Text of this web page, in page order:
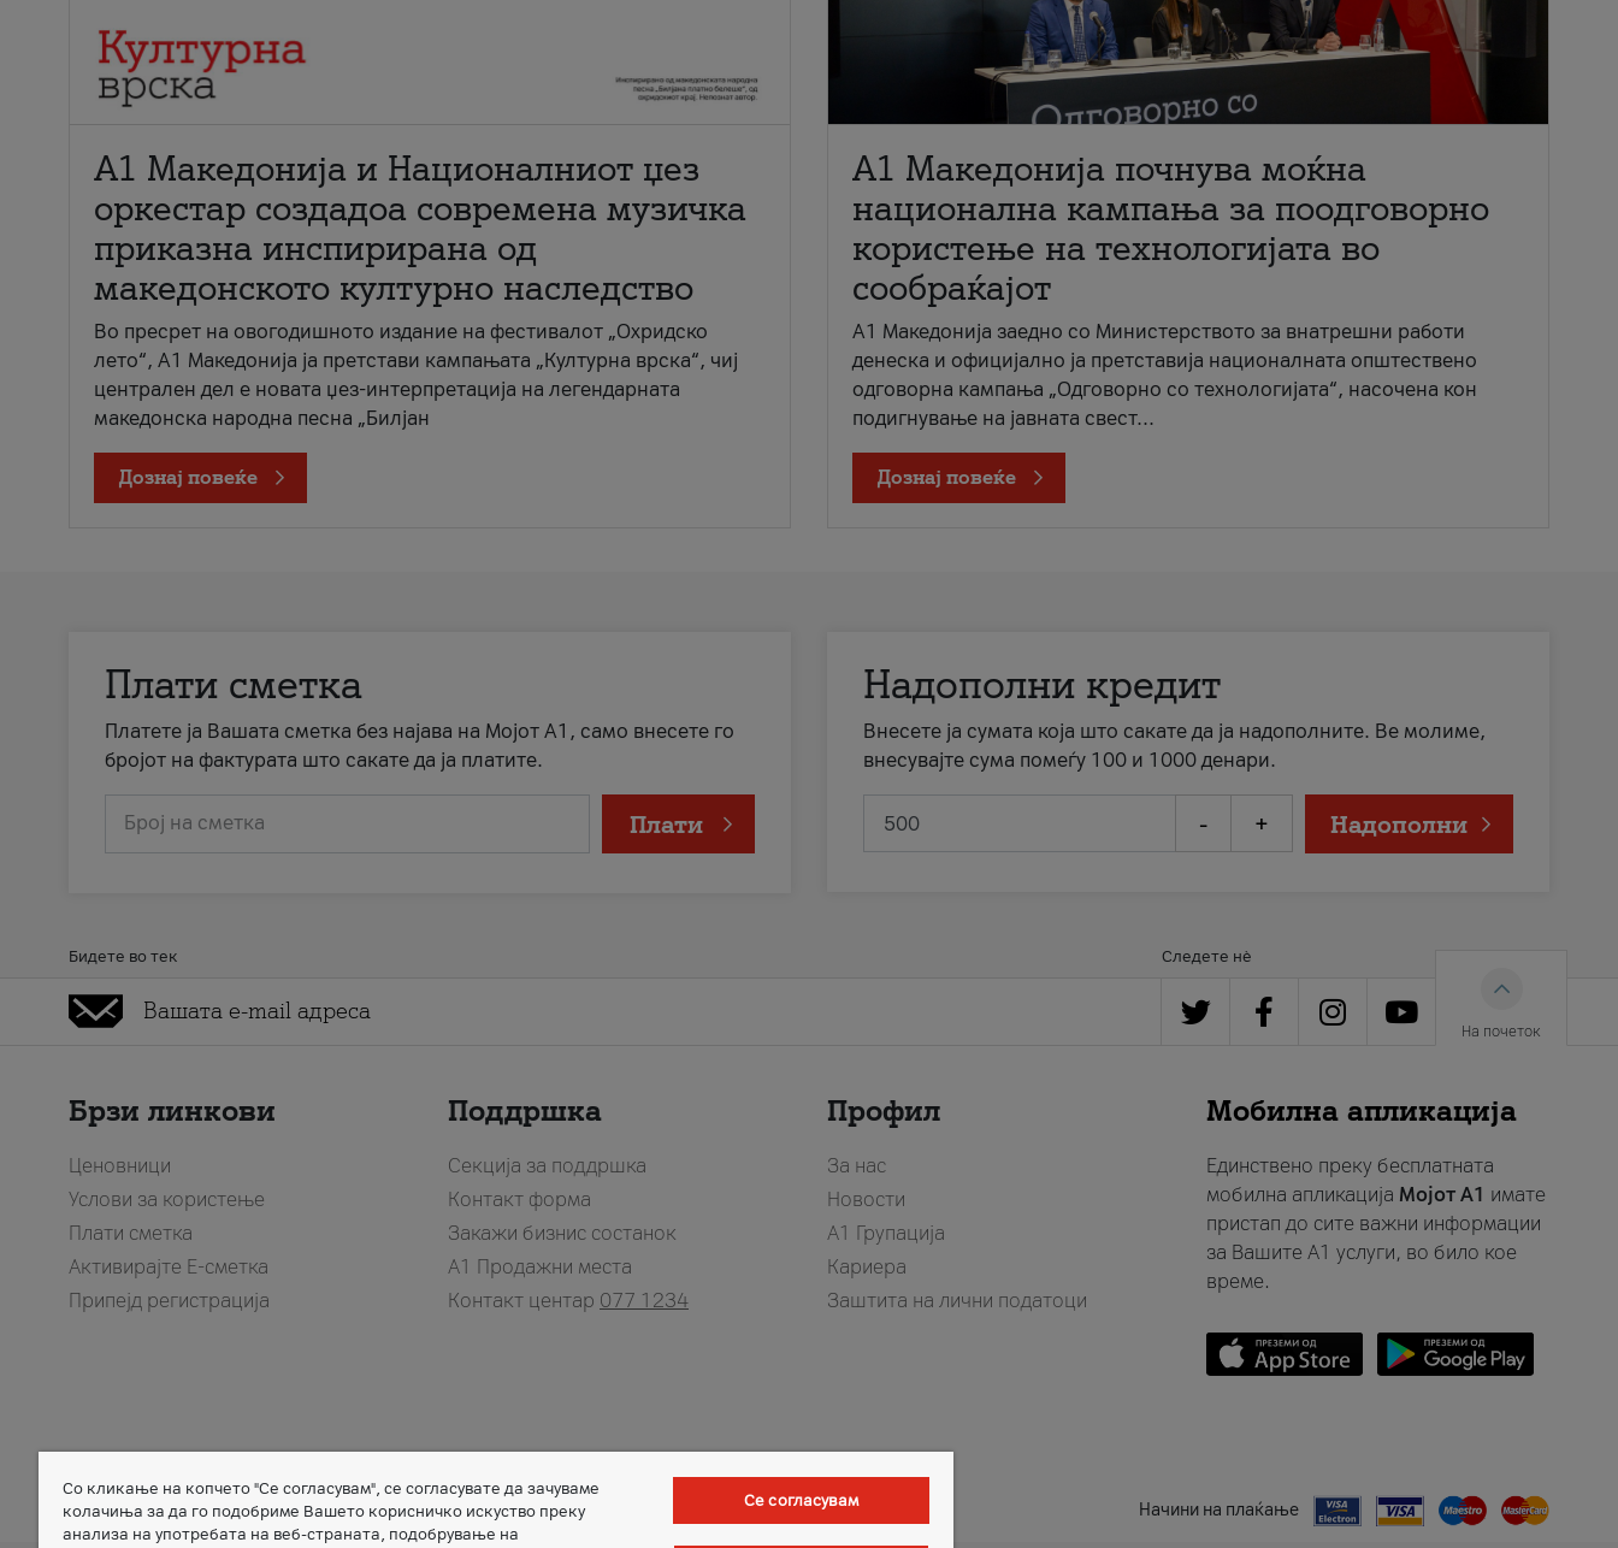
А1 Македонија и Националниот џез
оркестар создадоа современа музичка
приказна инспирирана од
македонското културно наследство
Во пресрет на овогодишното издание на фестивалот „Охридско
лето“, А1 Македонија ја претстави кампањата „Културна врска“, чиј
централен дел е новата џез-интерпретација на легендарната
македонска народна песна „Билјан
Дознај повеќе
A1 Македонија почнува моќна
национална кампања за поодговорно
користење на технологијата во
сообраќајот
A1 Македонија заедно со Министерството за внатрешни работи
денеска и официјално ја претставија националната општествено
одговорна кампања „Одговорно со технологијата“, насочена кон
подигнување на јавната свест...
Дознај повеќе
Плати сметка
Платете ја Вашата сметка без најава на Мојот А1, само внесете го
бројот на фактурата што сакате да ја платите.
Број на сметка Плати
Надополни кредит
Внесете ја сумата која што сакате да ја надополните. Ве молиме,
внесувајте сума помеѓу 100 и 1000 денари.
- + Надополни
Бидете во тек Следете нè
На почеток
Брзи линкови
Ценовници
Услови за користење
Плати сметка
Активирајте Е-сметка
Припејд регистрација
Поддршка
Секција за поддршка
Контакт форма
Закажи бизнис состанок
A1 Продажни места
Контакт центар 077 1234
Профил
За нас
Новости
А1 Групација
Кариера
Заштита на лични податоци
Мобилна апликација
Единствено преку бесплатната
мобилна апликација Мојот A1 имате
пристап до сите важни информации
за Вашите A1 услуги, во било кое
време.
Member of Начини на плаќање
Со кликање на копчето "Се согласувам", се согласувате да зачуваме
колачиња за да го подобриме Вашето корисничко искуство преку
анализа на употребата на веб-страната, подобрување на
Се согласувам